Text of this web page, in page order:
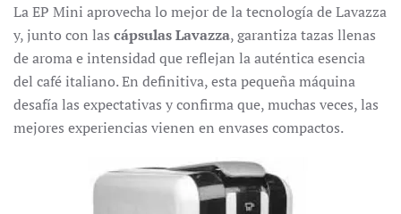
La EP Mini aprovecha lo mejor de la tecnología de Lavazza
y, junto con las cápsulas Lavazza, garantiza tazas llenas
de aroma e intensidad que reflejan la auténtica esencia
del café italiano. En definitiva, esta pequeña máquina
desafía las expectativas y confirma que, muchas veces, las
mejores experiencias vienen en envases compactos.